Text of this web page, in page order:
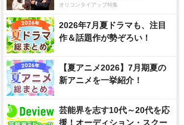
オリコンタイアップ特集
2026年7月夏ドラマも、注目
作＆話題作が勢ぞろい！
【夏アニメ2026】7月期夏の
新アニメを一挙紹介！
芸能界を志す10代～20代を応
援！オーディション・スクー